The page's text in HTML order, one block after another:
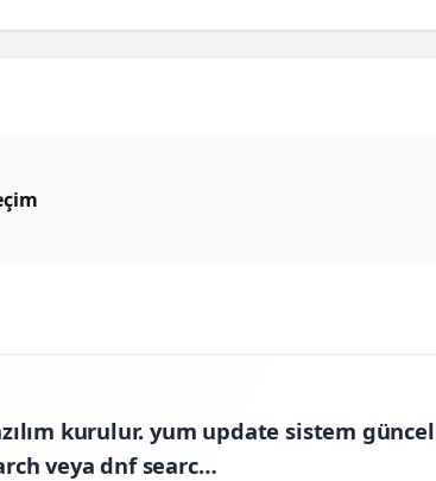
kurulur. yum update sistem
veya dnf searc…